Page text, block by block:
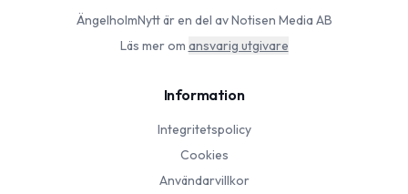
ÄngelholmNyttär en del av Notisen Media AB
Läs mer om ansvarig utgivare
Information
Integritetspolicy
Cookies
Användarvillkor